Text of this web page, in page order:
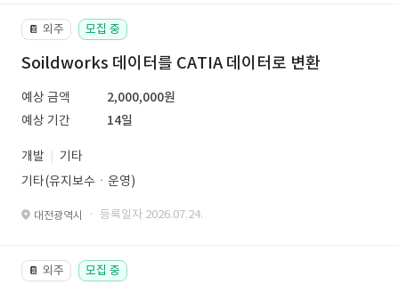
📔 외주 모집 중
Soildworks 데이터를 CATIA 데이터로 변환
예상 금액
2,000,000원
예상 기간
14일
개발
기타
기타(유지보수ㆍ운영)
대전광역시 · 등록일자 2026.07.24.
📔 외주 모집 중